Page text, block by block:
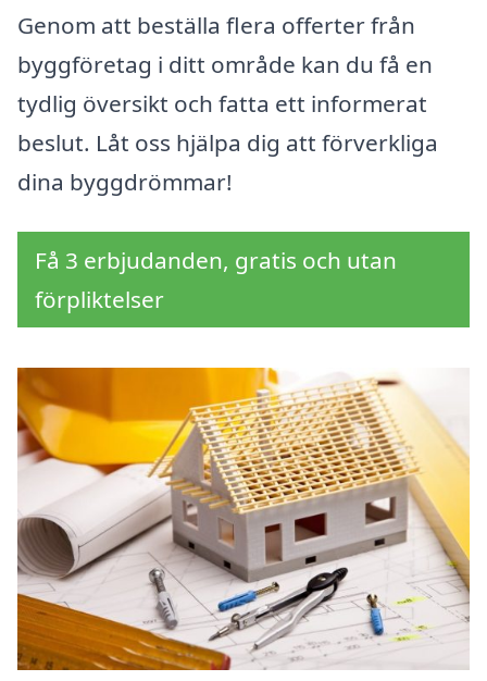
Genom att beställa flera offerter från
byggföretag i ditt område kan du få en
tydlig översikt och fatta ett informerat
beslut. Låt oss hjälpa dig att förverkliga
dina byggdrömmar!
Få 3 erbjudanden, gratis och utan
förpliktelser